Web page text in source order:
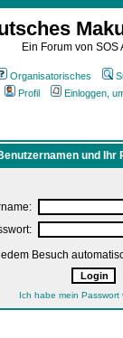
Ein Forum von
Organisatorisches
Profil
Einloggen,
und
Besuch
Ich habe mein Passwort